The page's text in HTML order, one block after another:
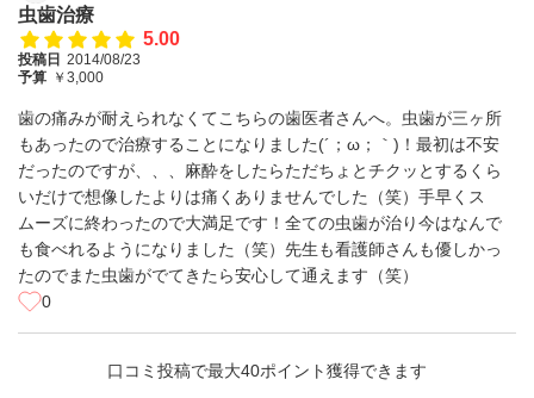
虫歯治療
5.00
投稿日 2014/08/23
予算 ￥3,000
歯の痛みが耐えられなくてこちらの歯医者さんへ。虫歯が三ヶ所
もあったので治療することになりました(´；ω；｀)！最初は不安
だったのですが、、、麻酔をしたらただちょとチクッとするくら
いだけで想像したよりは痛くありませんでした（笑）手早くス
ムーズに終わったので大満足です！全ての虫歯が治り今はなんで
も食べれるようになりました（笑）先生も看護師さんも優しかっ
たのでまた虫歯がでてきたら安心して通えます（笑）
0
口コミ投稿で最大40ポイント獲得できます